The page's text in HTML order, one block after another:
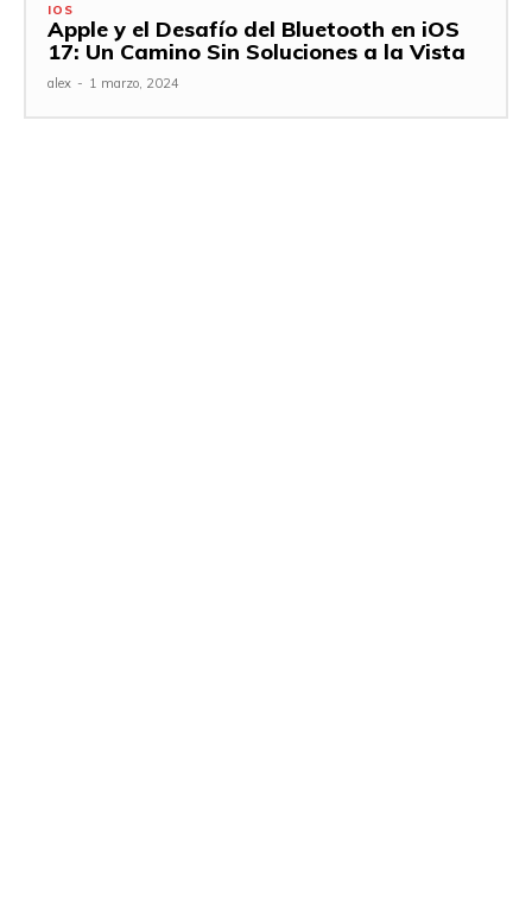
IOS
Apple y el Desafío del Bluetooth en iOS
17: Un Camino Sin Soluciones a la Vista
alex - 1 marzo, 2024